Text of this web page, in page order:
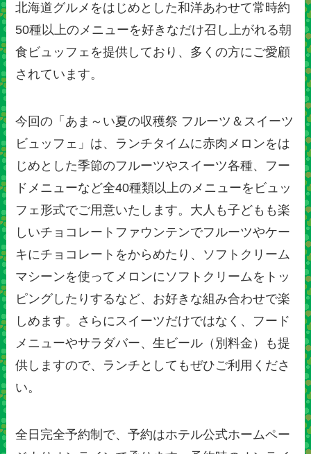
北海道グルメをはじめとした和洋あわせて常時約
50種以上のメニューを好きなだけ召し上がれる朝
食ビュッフェを提供しており、多くの方にご愛顧
されています。
今回の「あま～い夏の収穫祭 フルーツ＆スイーツ
ビュッフェ」は、ランチタイムに赤肉メロンをは
じめとした季節のフルーツやスイーツ各種、フー
ドメニューなど全40種類以上のメニューをビュッ
フェ形式でご用意いたします。大人も子どもも楽
しいチョコレートファウンテンでフルーツやケー
キにチョコレートをからめたり、ソフトクリーム
マシーンを使ってメロンにソフトクリームをトッ
ピングしたりするなど、お好きな組み合わせで楽
しめます。さらにスイーツだけではなく、フード
メニューやサラダバー、生ビール（別料金）も提
供しますので、ランチとしてもぜひご利用くださ
い。
全日完全予約制で、予約はホテル公式ホームペー